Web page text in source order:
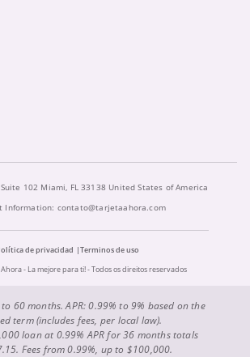
102 Miami, FL 33138 United States of America
Information: contato@tarjetaahora.com
de privacidad
Terminos de uso
- La mejore para ti! - Todos os direitos reservados
60 months. APR: 0.99% to 9% based on the
term (includes fees, per local law).
loan at 0.99% APR for 36 months totals
Fees from 0.99%, up to $100,000.